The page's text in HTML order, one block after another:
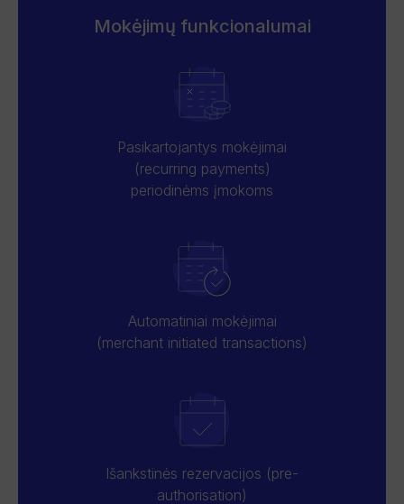
Mokėjimų funkcionalumai
Pasikartojantys mokėjimai
(recurring payments)
periodinėms įmokoms
Automatiniai mokėjimai
(merchant initiated transactions)
Išankstinės rezervacijos (pre-
authorisation)